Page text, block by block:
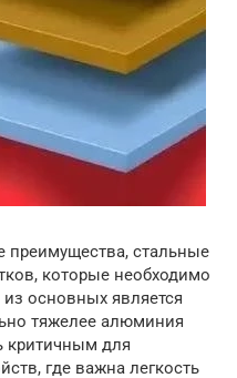
преимущества, стальные
которые необходимо
основных является
тяжелее алюминия
критичным для
где важна легкость